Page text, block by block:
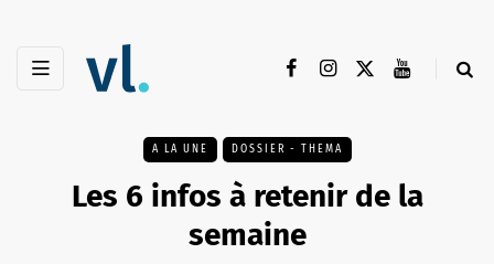
A LA UNE DOSSIER - THEMA
Les 6 infos à retenir de la
semaine